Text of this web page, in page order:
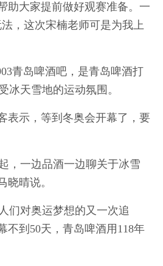
助大家提前做好观赛准备。一
，这次宋楠老师可是为我上
青岛啤酒吧，是青岛啤酒打
天雪地的运动氛围。
示，等到冬奥会开幕了，要
一边品酒一边聊关于冰雪
晴说。
对奥运梦想的又一次追
不到50天，青岛啤酒用118年